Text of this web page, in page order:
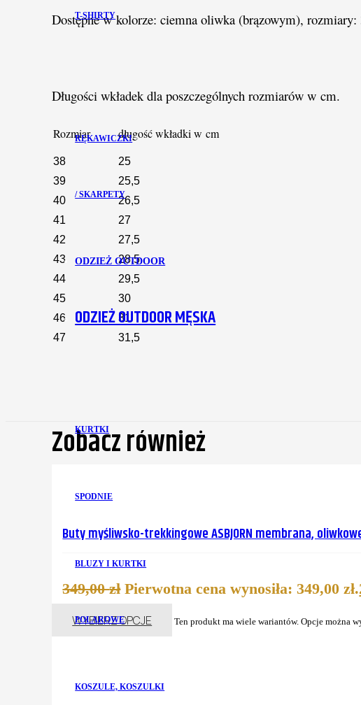
T-SHIRTY
RĘKAWICZKI
/ SKARPETY
ODZIEŻ OUTDOOR
ODZIEŻ OUTDOOR MĘSKA
KURTKI
SPODNIE
BLUZY I KURTKI
POLAROWE
KOSZULE, KOSZULKI
Dostępne w kolorze: ciemna oliwka (brązowym), rozmiary:
Długości wkładek dla poszczególnych rozmiarów w cm.
Rozmiar długość wkładki w cm
38
25
39
25,5
40
26,5
41
27
42
27,5
43
28,5
44
29,5
45
30
46
31
47
31,5
Zobacz również
Buty myśliwsko-trekkingowe ASBJORN membrana,
349,00zł Pierwotna cena wynosiła: 349,00 zł.
WYBIERZ OPCJE Ten produkt ma wiele wariantów. Opcje można